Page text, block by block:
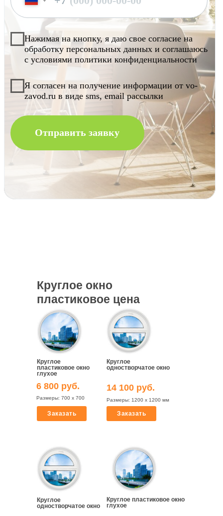
Круглое окно
пластиковое цена
Круглое
пластиковое окно
глухое
Круглое пластиковое окно
глухое
6 800 руб.
Размеры: 700 х 700
Заказать
Круглое
одностворчатое окно
Круглое
одностворчатое окно
14 100 руб.
Размеры: 1200 х 1200 мм
Заказать